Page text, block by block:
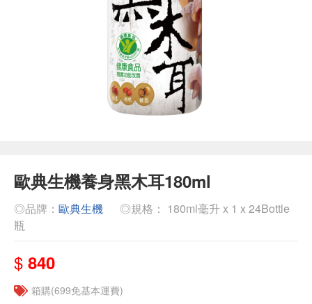
歐典生機養身黑木耳180ml
◎品牌： 歐典生機
◎規格： 180ml毫升 x 1 x 24Bottle
瓶
$ 840
箱購(699免基本運費)